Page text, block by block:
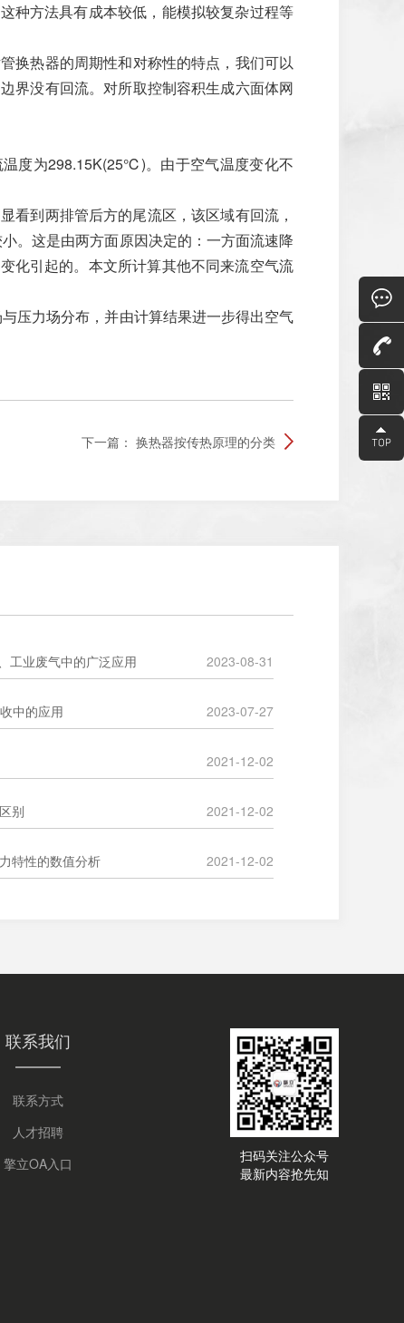
种方法具有成本较低，能模拟较复杂过程等
换热器的周期性和对称性的特点，我们可以
界没有回流。对所取控制容积生成六面体网
度为298.15K(25℃)。由于空气温度变化不
看到两排管后方的尾流区，该区域有回流，
。这是由两方面原因决定的：一方面流速降
化引起的。本文所计算其他不同来流空气流
压力场分布，并由计算结果进一步得出空气
下一篇： 换热器按传热原理的分类
工业废气中的广泛应用 2023-08-31
中的应用 2023-07-27
2021-12-02
别 2021-12-02
特性的数值分析 2021-12-02
联系我们
联系方式
人才招聘
擎立OA入口
扫码关注公众号
最新内容抢先知